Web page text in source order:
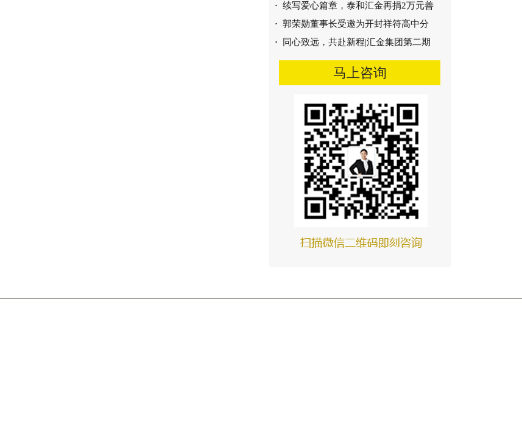
铜陵上峰水泥烟气脱硝技术
孟电第一根燃烧器案例
孟电第二根燃烧器案例
· 续写爱心篇章，泰和汇金再捐2万元善
· 郭荣勋董事长受邀为开封祥符高中分
· 同心致远，共赴新程|汇金集团第二期
马上咨询